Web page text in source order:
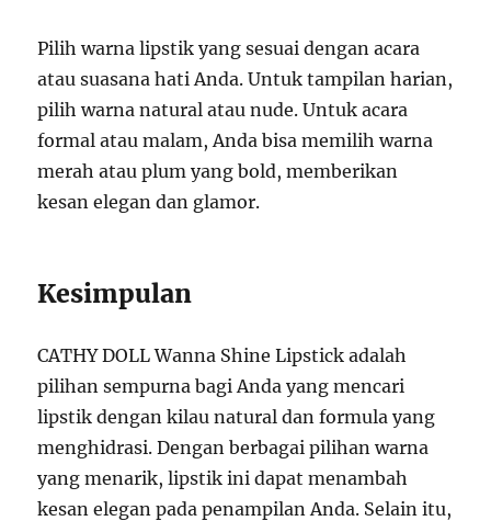
Pilih warna lipstik yang sesuai dengan acara
atau suasana hati Anda. Untuk tampilan harian,
pilih warna natural atau nude. Untuk acara
formal atau malam, Anda bisa memilih warna
merah atau plum yang bold, memberikan
kesan elegan dan glamor.
Kesimpulan
CATHY DOLL Wanna Shine Lipstick adalah
pilihan sempurna bagi Anda yang mencari
lipstik dengan kilau natural dan formula yang
menghidrasi. Dengan berbagai pilihan warna
yang menarik, lipstik ini dapat menambah
kesan elegan pada penampilan Anda. Selain itu,